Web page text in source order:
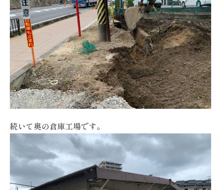
続いて奥の倉庫工場です。